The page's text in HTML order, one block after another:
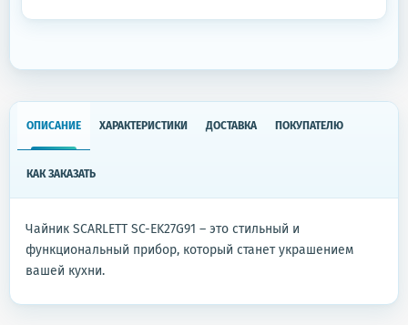
ОПИСАНИЕ ХАРАКТЕРИСТИКИ ДОСТАВКА ПОКУПАТЕЛЮ
КАК ЗАКАЗАТЬ
Чайник SCARLETT SC-EK27G91 – это стильный и
функциональный прибор, который станет украшением
вашей кухни.